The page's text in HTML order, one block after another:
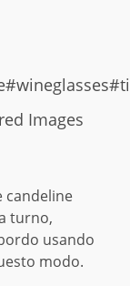
#wineglasses
Images
candeline
turno,
usando
modo.